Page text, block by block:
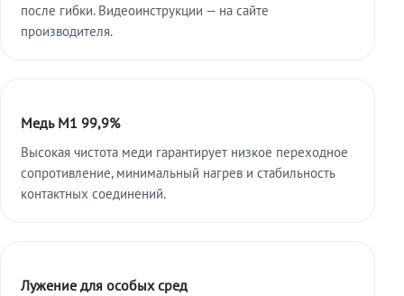
после гибки. Видеоинструкции — на сайте
производителя.
Медь М1 99,9%
Высокая чистота меди гарантирует низкое переходное
сопротивление, минимальный нагрев и стабильность
контактных соединений.
Лужение для особых сред